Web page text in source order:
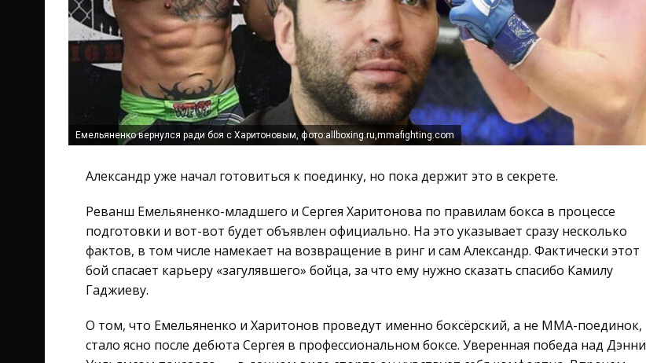
Емельяненко вернулся ради боя с Харитоновым, фото:allboxing.ru,mmafighting.com
Александр уже начал готовиться к поединку, но пока держит это в секрете.
Реванш Емельяненко-младшего и Сергея Харитонова по правилам бокса в процессе
подготовки и вот-вот будет объявлен официально. На это указывает сразу несколько
фактов, в том числе намекает на возвращение в ринг и сам Александр. Фактически этот
бой спасает карьеру «загулявшего» бойца, за что ему нужно сказать спасибо Камилу
Гаджиеву.
О том, что Емельяненко и Харитонов проведут именно боксёрский, а не MMA-поединок,
стало ясно после дебюта Сергея в профессиональном боксе. Уверенная победа над Дэнни